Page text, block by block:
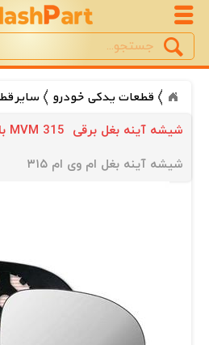
قطعات یدکی خودرو سایر
شیشه آینه بغل برقی  MVM 315 با کفی و گرمکن ولاش
شیشه آینه بغل ام وی ام ۳۱۵
Search
جستجو